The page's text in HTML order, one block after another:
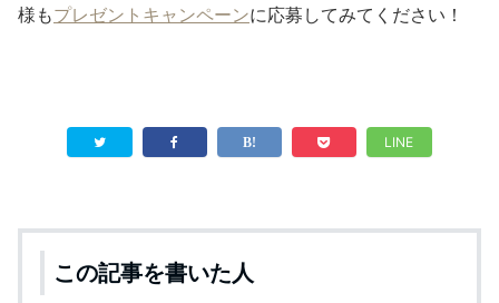
様もプレゼントキャンペーンに応募してみてください！
LINE
この記事を書いた人